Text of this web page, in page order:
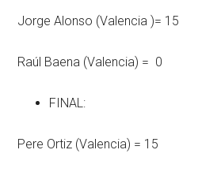
Jorge Alonso (Valencia )= 15
Raúl Baena (Valencia) = 0
FINAL:
Pere Ortiz (Valencia) = 15